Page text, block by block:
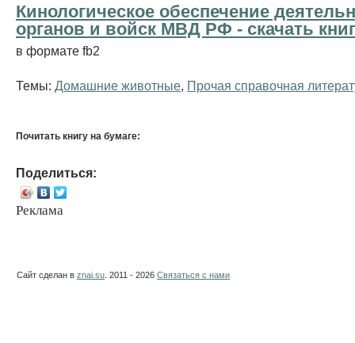
Кинологическое обеспечение
органов и войск МВД РФ - cкачать
в формате fb2
Темы: Домашние животные Прочая справочная
Почитать книгу на бумаге:
Поделиться:
Реклама
Сайт сделан в znai.su . 2011 - 2026 Связаться с нами